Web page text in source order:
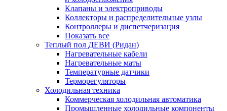
Клапаны и электроприводы
Коллекторы и распределительные узлы
Контроллеры и диспетчеризация
Показать все
Теплый пол ДЕВИ (Ридан)
Нагревательные кабели
Нагревательные маты
Температурные датчики
Терморегуляторы
Холодильная техника
Коммерческая холодильная автоматика
Промышленные холодильные компоненты